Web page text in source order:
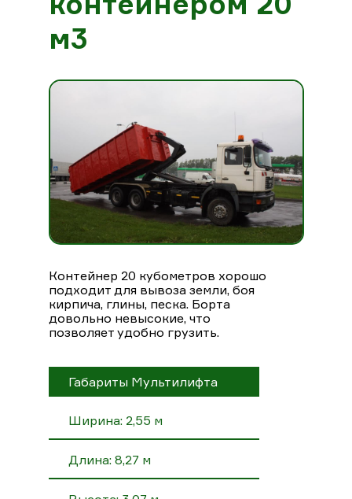
м3
Контейнер 20 кубометров хорошо
подходит для вывоза земли, боя
кирпича, глины, песка. Борта
довольно невысокие, что
позволяет удобно грузить.
Габариты Мультилифта
Ширина: 2,55 м
Длина: 8,27 м